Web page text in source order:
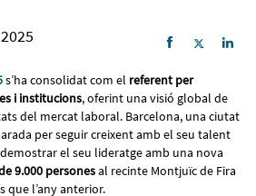
s’ha consolidat com el referent per
i institucions, oferint una visió global de
del mercat laboral. Barcelona, una ciutat
per seguir creixent amb el seu talent
el seu lideratge amb una nova
9.000 personesal recinte Montjuïc de Fira
que l’any anterior.